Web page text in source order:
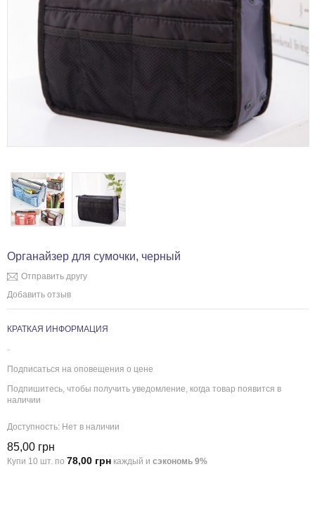
Органайзер для сумочки, черный
Отправить другу
Добавить отзыв
КРАТКАЯ ИНФОРМАЦИЯ
.
Подписаться на оповещения о цене
Подпишитесь, чтобы получить уведомление, когда товар появится в
наличии
Доступность: Нет в наличии
85,00 грн
Купи 10 шт. по 78,00 грн каждый и сэкономь 9%